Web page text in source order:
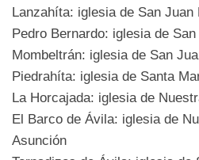
Lanzahíta: iglesia de San Juan
Pedro Bernardo: iglesia de
Mombeltrán: iglesia de San
Piedrahíta: iglesia de Santa
La Horcajada: iglesia de
El Barco de Ávila: iglesia de
Asunción